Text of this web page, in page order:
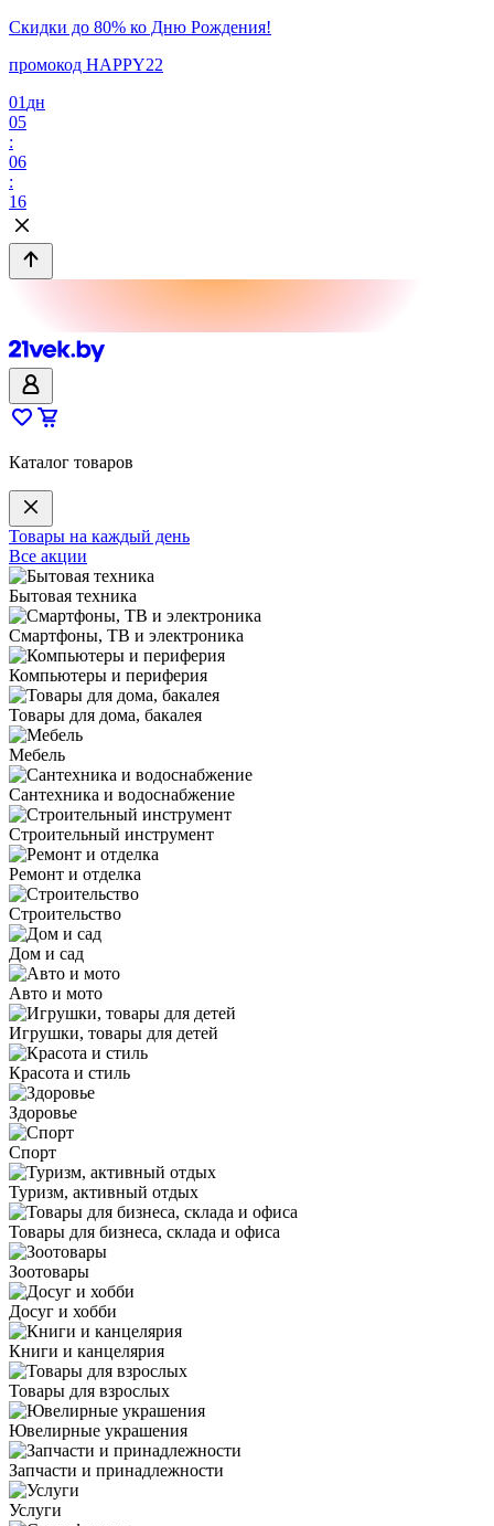
Скидки до 80% ко Дню Рождения!
промокод HAPPY22
01 дн
05
:
06
:
16
Каталог товаров
Товары на каждый день
Все акции
Бытовая техника
Смартфоны, ТВ и электроника
Компьютеры и периферия
Товары для дома, бакалея
Мебель
Сантехника и водоснабжение
Строительный инструмент
Ремонт и отделка
Строительство
Дом и сад
Авто и мото
Игрушки, товары для детей
Красота и стиль
Здоровье
Спорт
Туризм, активный отдых
Товары для бизнеса, склада и офиса
Зоотовары
Досуг и хобби
Книги и канцелярия
Товары для взрослых
Ювелирные украшения
Запчасти и принадлежности
Услуги